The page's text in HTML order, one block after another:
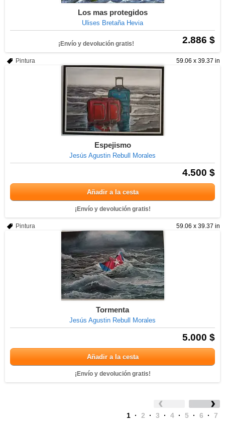
Los mas protegidos
Ulises Bretaña Hevia
2.886 $
¡Envío y devolución gratis!
59.06 x 39.37 in
Pintura
Espejismo
Jesús Agustin Rebull Morales
4.500 $
Añadir a la cesta
¡Envío y devolución gratis!
59.06 x 39.37 in
Pintura
Tormenta
Jesús Agustin Rebull Morales
5.000 $
Añadir a la cesta
¡Envío y devolución gratis!
1 · 2 · 3 · 4 · 5 · 6 · 7